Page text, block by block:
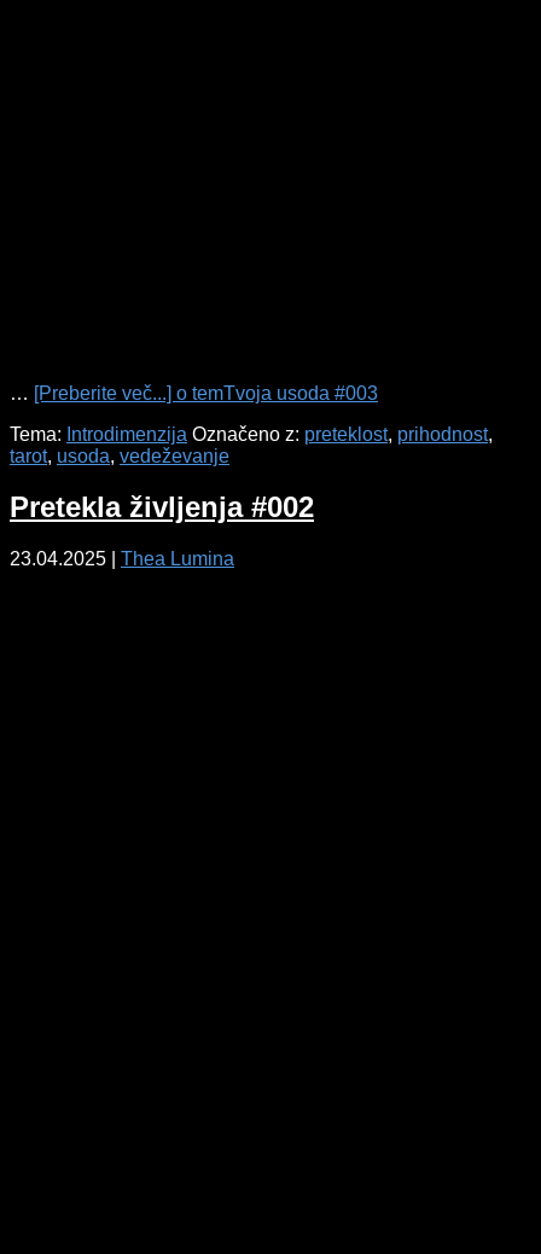
… [Preberite več...] o temTvoja usoda #003
Tema: Introdimenzija Označeno z: preteklost, prihodnost,
tarot, usoda, vedeževanje
Pretekla življenja #002
23.04.2025 Thea Lumina